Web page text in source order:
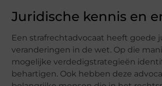
Juridische kennis en
Een strafrechtadvocaat heeft
veranderingen in de wet. Op die
mogelijke verdedigstrategieën
behartigen. Ook hebben deze